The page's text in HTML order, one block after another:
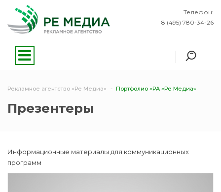
Телефон:
8 (495) 780-34-26
Рекламное агентство «Ре Медиа» Портфолио «РА «Ре Медиа»
Презентеры
Информационные материалы для коммуникационных
программ